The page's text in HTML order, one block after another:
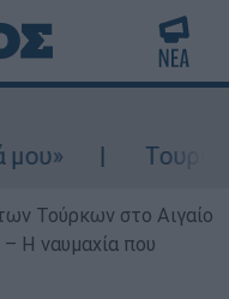
Τουρισμός
Τούρκων στο Αιγαίο
Η ναυμαχία που